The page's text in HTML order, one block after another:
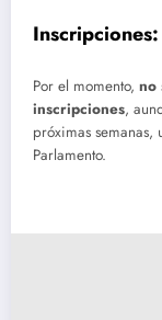
Por el momento, no
inscripciones,
próximas semanas,
Parlamento.